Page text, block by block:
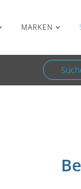
MARKEN